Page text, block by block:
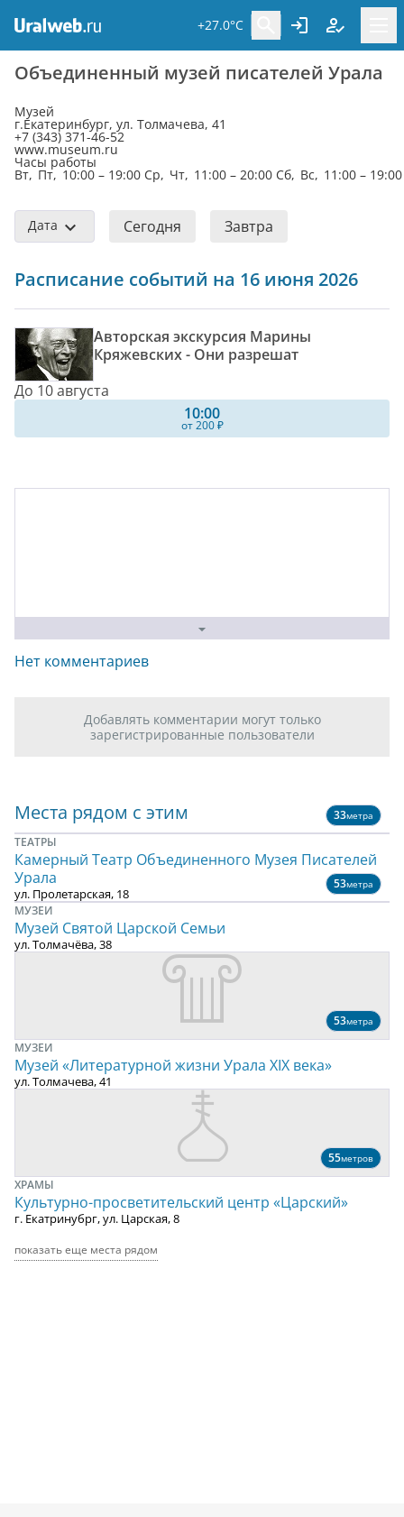
+27.0°C
Объединенный музей писателей Урала
Музей
г.Екатеринбург, ул. Толмачева, 41
+7 (343) 371-46-52
www.museum.ru
Часы работы
Вт, Пт, 10:00 – 19:00 Ср, Чт, 11:00 – 20:00 Сб, Вс, 11:00 – 19:00
Дата Сегодня Завтра
Расписание событий на 16 июня 2026
Авторская экскурсия Марины
Кряжевских - Они разрешат
До 10 августа
10:00
от 200 ₽
Нет комментариев
Добавлять комментарии могут только
зарегистрированные пользователи
Места рядом с этим 33метра
ТЕАТРЫ
Камерный Театр Объединенного Музея Писателей
Урала
ул. Пролетарская, 18
53метра
МУЗЕИ
Музей Святой Царской Семьи
ул. Толмачёва, 38
53метра
МУЗЕИ
Музей «Литературной жизни Урала ХIХ века»
ул. Толмачева, 41
55метров
ХРАМЫ
Культурно-просветительский центр «Царский»
г. Екатринубрг, ул. Царская, 8
показать еще места рядом